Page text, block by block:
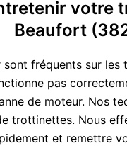
votre
Beaufort
sont fréquents sur
pas
de moteur. Nos
trottinettes. Nous
et remettre